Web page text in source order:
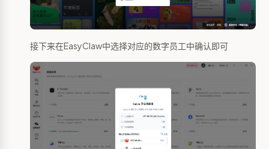
接下来在EasyClaw中选择对应的数字员工中确认即可